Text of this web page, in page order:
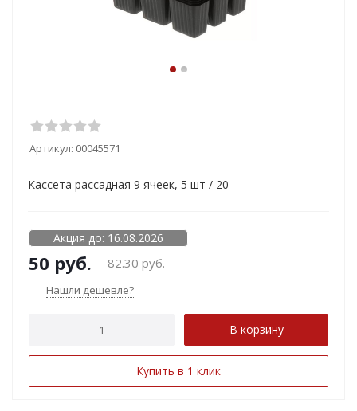
Артикул: 00045571
Кассета рассадная 9 ячеек, 5 шт / 20
Акция до: 16.08.2026
50 руб. 82.30руб.
Нашли дешевле?
В корзину
Купить в 1 клик